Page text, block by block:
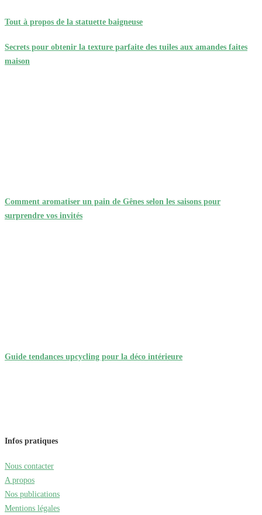
Tout à propos de la statuette baigneuse
Secrets pour obtenir la texture parfaite des tuiles aux amandes faites
maison
Comment aromatiser un pain de Gênes selon les saisons pour
surprendre vos invités
Guide tendances upcycling pour la déco intérieure
Infos pratiques
Nous contacter
A propos
Nos publications
Mentions légales